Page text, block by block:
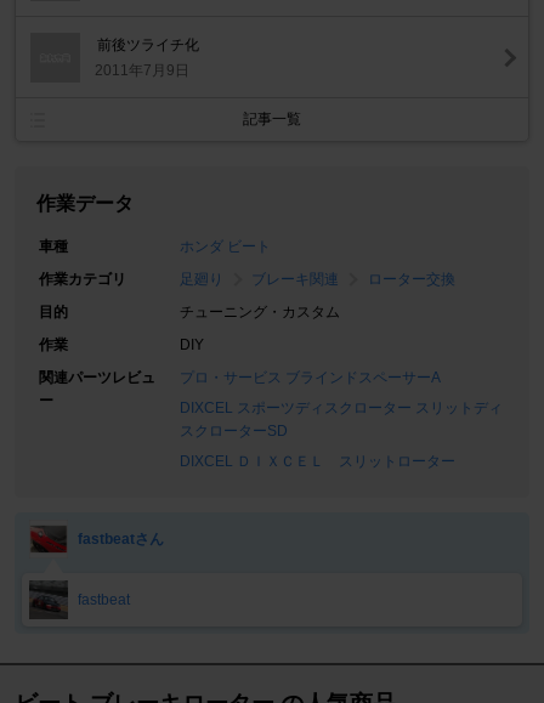
前後ツライチ化
2011年7月9日
記事一覧
作業データ
車種
ホンダ ビート
作業カテゴリ
足廻り ブレーキ関連
ローター交換
目的
チューニング・カスタム
作業
DIY
関連パーツレビュ
ー
プロ・サービス ブラインドスペーサーA
DIXCEL スポーツディスクローター スリットディ
スクローターSD
DIXCEL ＤＩＸＣＥＬ スリットローター
fastbeatさん
fastbeat